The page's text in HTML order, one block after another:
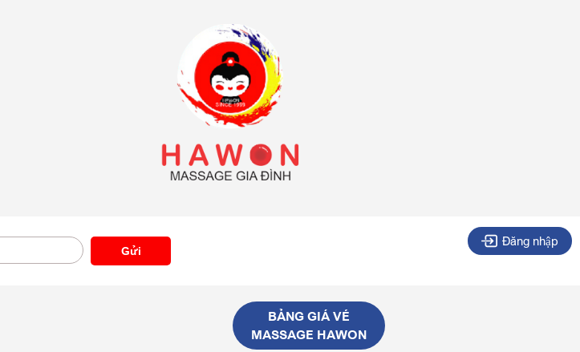
Đăng nhập
BẢNG GIÁ VÉ
MASSAGE HAWON